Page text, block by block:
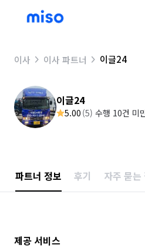
이사 이사 파트너 이글24
이글24
5.00 (5) 수행 10건 미
파트너 정보 후기 자주 묻는
제공 서비스